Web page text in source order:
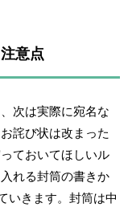
意点
次は実際に宛名な
詫び状は改まった
ておいてほしいル
れる封筒の書きか
いきます。封筒は中